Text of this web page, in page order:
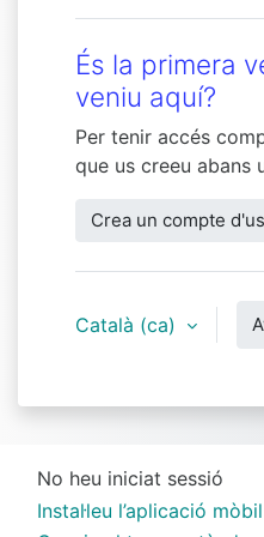
És la primera
veniu aquí?
Per tenir accés
que us creeu abans
Crea un compte
Català ‎(ca)‎
No heu iniciat sessió
Instal·leu l’aplicació mòbil